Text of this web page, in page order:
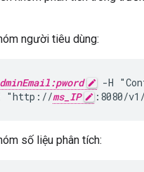
người tiêu dùng:
-H
"http://
ms_IP :8080/
số liệu phân tích: